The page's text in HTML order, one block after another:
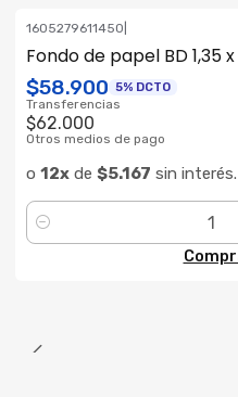
1605279611450
Fondo de papel BD 1,35
$58.900 5% DCTO
Transferencias
$62.000
Otros medios de pago
o 12xde $5.167 sin interés.
Cantidad